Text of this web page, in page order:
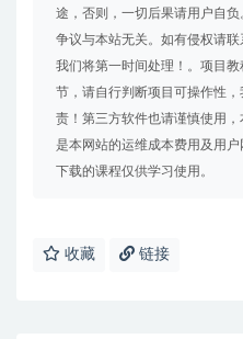
途，否则，一切后果请用户自
争议与本站无关。如有侵权请
我们将第一时间处理！。项目
节，请自行判断项目可操作性
责！第三方软件也请谨慎使用
是本网站的运维成本费用及用
下载的课程仅供学习使用。
收藏 链接